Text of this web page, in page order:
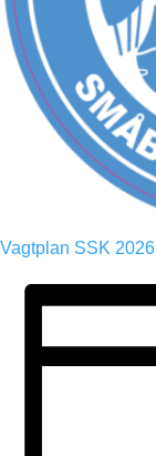
Vagtplan SSK 2026